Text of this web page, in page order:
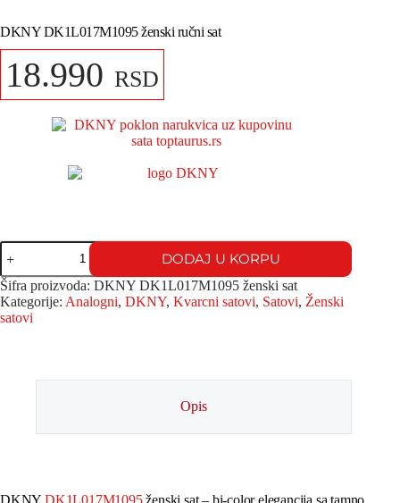
DKNY DK1L017M1095 ženski ručni sat
18.990 RSD
DODAJ U KORPU
Šifra proizvoda: DKNY DK1L017M1095 ženski sat
Kategorije: Analogni, DKNY, Kvarcni satovi, Satovi, Ženski
satovi
Opis